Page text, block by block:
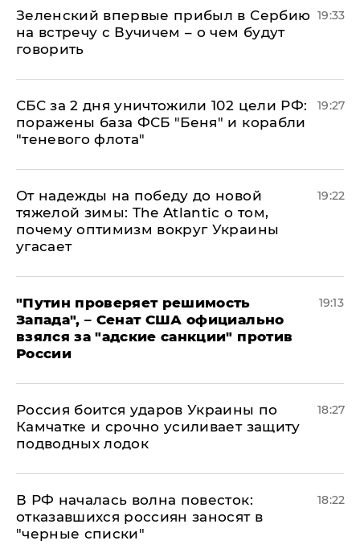
Зеленский впервые прибыл в Сербию
на встречу с Вучичем – о чем будут
говорить
19:33
СБС за 2 дня уничтожили 102 цели РФ:
поражены база ФСБ "Беня" и корабли
"теневого флота"
19:27
От надежды на победу до новой
тяжелой зимы: The Atlantic о том,
почему оптимизм вокруг Украины
угасает
19:22
"Путин проверяет решимость
Запада", – Сенат США официально
взялся за "адские санкции" против
России
19:13
Россия боится ударов Украины по
Камчатке и срочно усиливает защиту
подводных лодок
18:27
​В РФ началась волна повесток:
отказавшихся россиян заносят в
"черные списки"
18:22